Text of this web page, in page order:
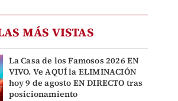
MÁS VISTAS
La Casa de los Famosos 2026 EN
VIVO. Ve AQUÍ la ELIMINACIÓN
hoy 9 de agosto EN DIRECTO tras
posicionamiento